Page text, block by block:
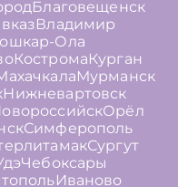
Благовещенск
Владимир
Ола
КостромаКурган
Мурманск
Нижневартовск
Орёл
Симферополь
Сургут
Чебоксары
Иваново